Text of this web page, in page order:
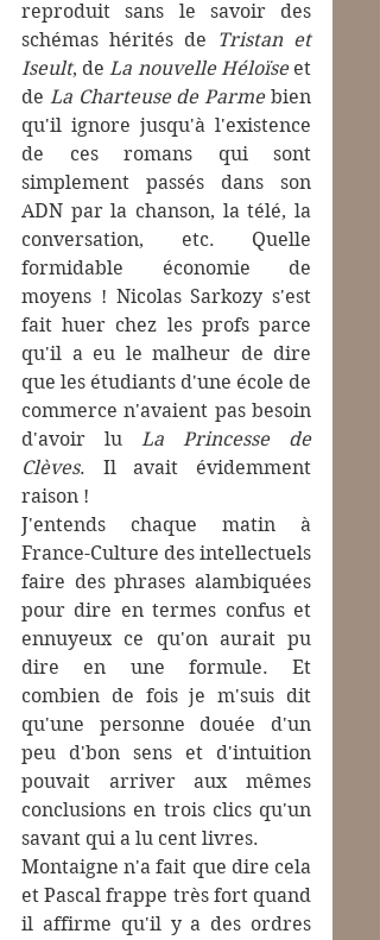
reproduit sans le savoir des
schémas hérités de
Tristan et
Iseult, de La nouvelle Héloïse et
de La Charteuse de Parme bien
qu'il ignore jusqu'à l'existence
de ces romans qui sont
simplement passés dans son
ADN par la chanson, la télé, la
conversation, etc. Quelle
formidable économie de
moyens ! Nicolas Sarkozy s'est
fait huer chez les profs parce
qu'il a eu le malheur de dire
que les étudiants d'une école de
commerce n'avaient pas besoin
d'avoir lu La Princesse de
Clèves. Il avait évidemment
raison !
J'entends chaque matin à
France-Culture des intellectuels
faire des phrases alambiquées
pour dire en termes confus et
ennuyeux ce qu'on aurait pu
dire en une formule. Et
combien de fois je m'suis dit
qu'une personne douée d'un
peu d'bon sens et d'intuition
pouvait arriver aux mêmes
conclusions en trois clics qu'un
savant qui a lu cent livres.
Montaigne n'a fait que dire cela
et Pascal frappe très fort quand
il affirme qu'il y a des ordres